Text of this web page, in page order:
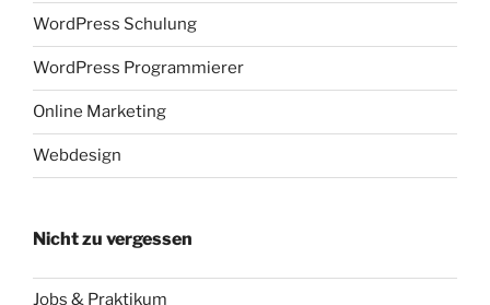
WordPress Schulung
WordPress Programmierer
Online Marketing
Webdesign
Nicht zu vergessen
Jobs & Praktikum